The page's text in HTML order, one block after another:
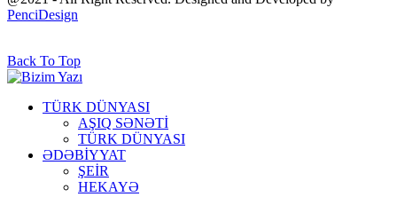
PenciDesign
Back To Top
TÜRK DÜNYASI
AŞIQ SƏNƏTİ
TÜRK DÜNYASI
ƏDƏBİYYAT
ŞEİR
HEKAYƏ